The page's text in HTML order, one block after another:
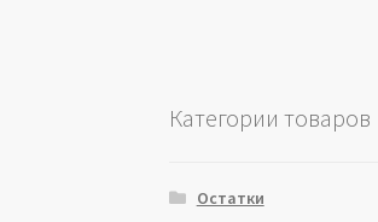
Категории товаров
Остатки